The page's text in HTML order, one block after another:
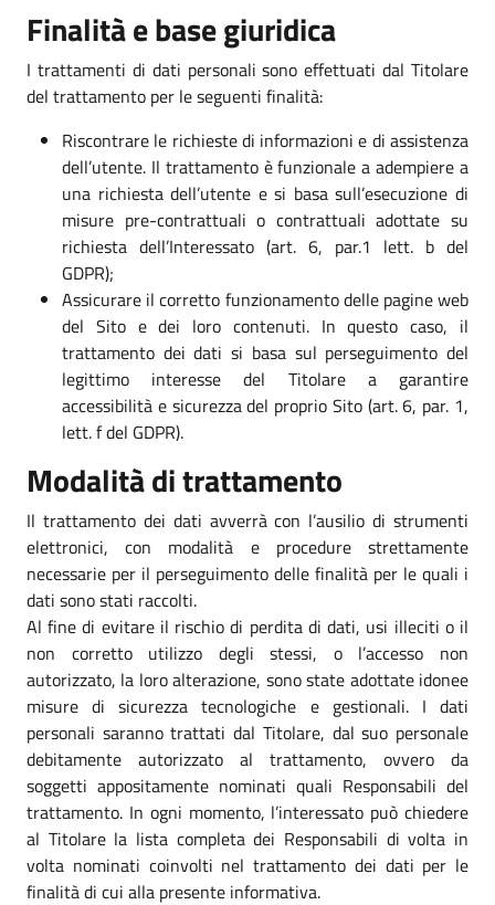
Finalità e base giuridica
I trattamenti di dati personali sono effettuati dal Titolare
del trattamento per le seguenti finalità:
Riscontrare le richieste di informazioni e di assistenza
dell’utente. Il trattamento è funzionale a adempiere a
una richiesta dell’utente e si basa sull’esecuzione di
misure pre-contrattuali o contrattuali adottate su
richiesta dell’Interessato (art. 6, par.1 lett. b del
GDPR);
Assicurare il corretto funzionamento delle pagine web
del Sito e dei loro contenuti. In questo caso, il
trattamento dei dati si basa sul perseguimento del
legittimo interesse del Titolare a garantire
accessibilità e sicurezza del proprio Sito (art. 6, par. 1,
lett. f del GDPR).
Modalità di trattamento
Il trattamento dei dati avverrà con l’ausilio di strumenti
elettronici, con modalità e procedure strettamente
necessarie per il perseguimento delle finalità per le quali i
dati sono stati raccolti.
Al fine di evitare il rischio di perdita di dati, usi illeciti o il
non corretto utilizzo degli stessi, o l’accesso non
autorizzato, la loro alterazione, sono state adottate idonee
misure di sicurezza tecnologiche e gestionali. I dati
personali saranno trattati dal Titolare, dal suo personale
debitamente autorizzato al trattamento, ovvero da
soggetti appositamente nominati quali Responsabili del
trattamento. In ogni momento, l’interessato può chiedere
al Titolare la lista completa dei Responsabili di volta in
volta nominati coinvolti nel trattamento dei dati per le
finalità di cui alla presente informativa.